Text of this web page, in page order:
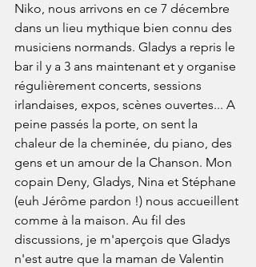
Niko, nous arrivons en ce 7 décembre
dans un lieu mythique bien connu des
musiciens normands. Gladys a repris le
bar il y a 3 ans maintenant et y organise
régulièrement concerts, sessions
irlandaises, expos, scènes ouvertes... A
peine passés la porte, on sent la
chaleur de la cheminée, du piano, des
gens et un amour de la Chanson. Mon
copain Deny, Gladys, Nina et Stéphane
(euh Jérôme pardon !) nous accueillent
comme à la maison. Au fil des
discussions, je m'aperçois que Gladys
n'est autre que la maman de Valentin